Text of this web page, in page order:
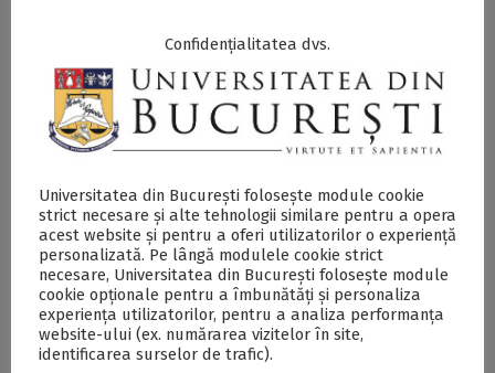
Asistență Socială
Facultatea de Litere
Zilele Porților
Deschise la
Facultatea de
Științe Politice –
POLIMATECA:
Festival de Științe și
Arte Politice, ediția
Zilele Porților
Deschise la
Facultatea de Limbi
și Literaturi Străine
Confidențialitatea dvs.
Universitatea din București folosește module cookie
strict necesare și alte tehnologii similare pentru a opera
acest website și pentru a oferi utilizatorilor o experiență
personalizată. Pe lângă modulele cookie strict
necesare, Universitatea din București folosește module
cookie opționale pentru a îmbunătăți și personaliza
experiența utilizatorilor, pentru a analiza performanța
website-ului (ex. numărarea vizitelor în site,
identificarea surselor de trafic).